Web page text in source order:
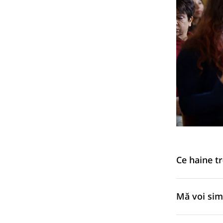
Ce haine
simți
Mă voi